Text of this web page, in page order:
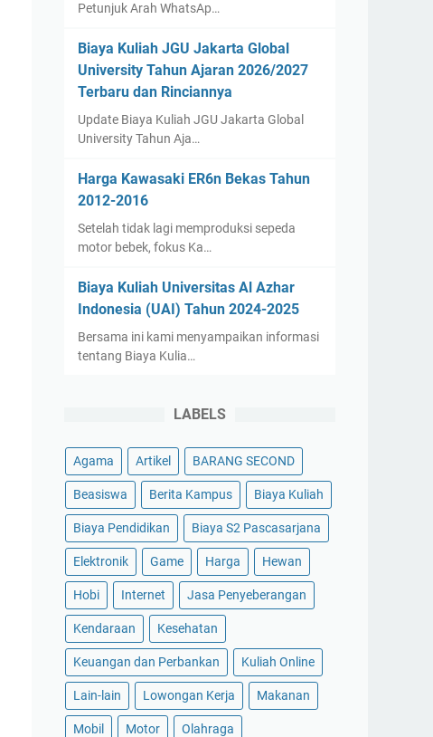
Petunjuk Arah WhatsAp…
Biaya Kuliah JGU Jakarta Global
University Tahun Ajaran 2026/2027
Terbaru dan Rinciannya
Update Biaya Kuliah JGU Jakarta Global
University Tahun Aja…
Harga Kawasaki ER6n Bekas Tahun
2012-2016
Setelah tidak lagi memproduksi sepeda
motor bebek, fokus Ka…
Biaya Kuliah Universitas Al Azhar
Indonesia (UAI) Tahun 2024-2025
Bersama ini kami menyampaikan informasi
tentang Biaya Kulia…
LABELS
Agama Artikel BARANG SECOND
Beasiswa Berita Kampus Biaya Kuliah
Biaya Pendidikan Biaya S2 Pascasarjana
Elektronik Game Harga Hewan
Hobi Internet Jasa Penyeberangan
Kendaraan Kesehatan
Keuangan dan Perbankan Kuliah Online
Lain-lain Lowongan Kerja Makanan
Mobil Motor Olahraga